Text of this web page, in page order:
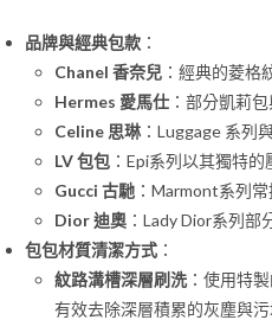
品牌與經典包款 ：
Chanel 香奈兒 ：經典的菱格
Hermes 愛馬仕 ：部分凱莉
Celine 思琳：Luggage 系列
LV 包包 ：Epi系列以其獨特的
Gucci 古馳 ：Marmont系列
Dior 迪奧 ：Lady Dior系列部
包包材質清潔方式 ：
紋路溝槽深層刷洗 ：使用特
有效去除深層積累的灰塵與